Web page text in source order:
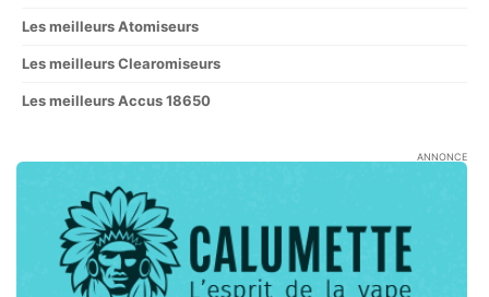
Les meilleurs Atomiseurs
Les meilleurs Clearomiseurs
Les meilleurs Accus 18650
ANNONCE